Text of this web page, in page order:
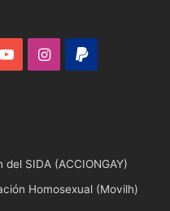
YouTubeInstagram
PayPal
SIDA (ACCIONGAY)
Homosexual (Movilh)